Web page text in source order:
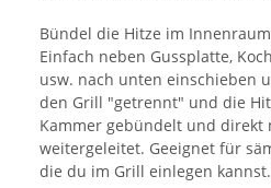
Bündel die Hitze im
Einfach neben Gussplatte,
usw. nach unten einschieben
den Grill "getrennt" und die
Kammer gebündelt und direkt
weitergeleitet. Geeignet für
die du im Grill einlegen kannst.